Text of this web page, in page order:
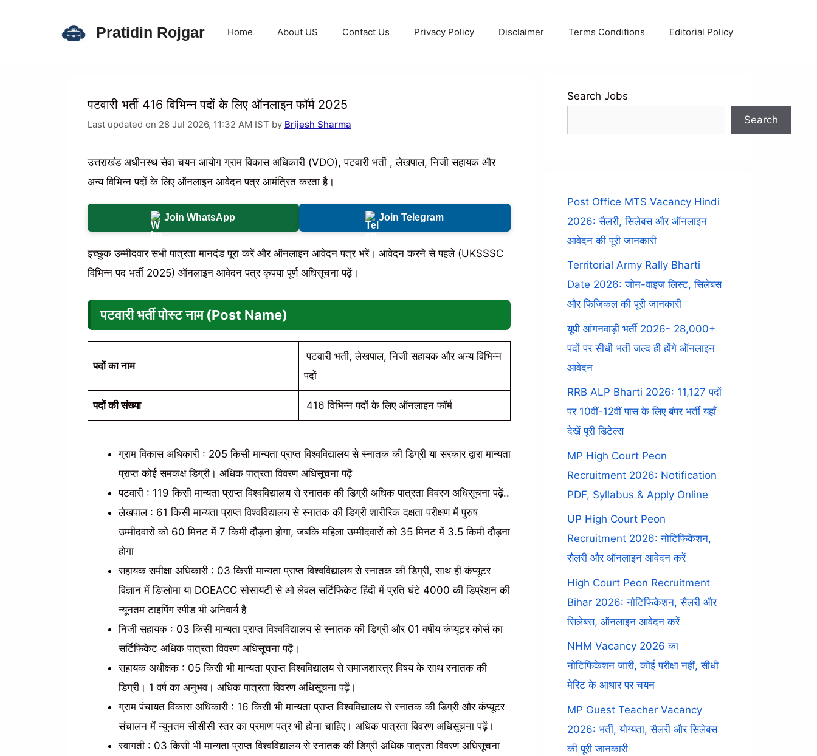
Pratidin Rojgar Home About US Contact Us Privacy Policy Disclaimer Terms Conditions Editorial Policy
पटवारी भर्ती 416 विभिन्न पदों के लिए ऑनलाइन फॉर्म 2025
Last updated on 28 Jul 2026, 11:32 AM IST by Brijesh Sharma
उत्तराखंड अधीनस्थ सेवा चयन आयोग ग्राम विकास अधिकारी (VDO), पटवारी भर्ती , लेखपाल, निजी सहायक और
अन्य विभिन्न पदों के लिए ऑनलाइन आवेदन पत्र आमंत्रित करता है।
Join WhatsApp Join Telegram
इच्छुक उम्मीदवार सभी पात्रता मानदंड पूरा करें और ऑनलाइन आवेदन पत्र भरें। आवेदन करने से पहले (UKSSSC
विभिन्न पद भर्ती 2025) ऑनलाइन आवेदन पत्र कृपया पूर्ण अधिसूचना पढ़ें।
पटवारी भर्तीपोस्ट नाम (Post Name)
पदों का नाम
पटवारी भर्ती, लेखपाल, निजी सहायक और अन्य विभिन्न
पदों
पदों की संख्या 416 विभिन्न पदों के लिए ऑनलाइन फॉर्म
ग्राम विकास अधिकारी : 205 किसी मान्यता प्राप्त विश्वविद्यालय से स्नातक की डिग्री या सरकार द्वारा मान्यता
प्राप्त कोई समकक्ष डिग्री। अधिक पात्रता विवरण अधिसूचना पढ़ें
पटवारी : 119 किसी मान्यता प्राप्त विश्वविद्यालय से स्नातक की डिग्री अधिक पात्रता विवरण अधिसूचना पढ़ें..
लेखपाल : 61 किसी मान्यता प्राप्त विश्वविद्यालय से स्नातक की डिग्री शारीरिक दक्षता परीक्षण में पुरुष
उम्मीदवारों को 60 मिनट में 7 किमी दौड़ना होगा, जबकि महिला उम्मीदवारों को 35 मिनट में 3.5 किमी दौड़ना
होगा
सहायक समीक्षा अधिकारी : 03 किसी मान्यता प्राप्त विश्वविद्यालय से स्नातक की डिग्री, साथ ही कंप्यूटर
विज्ञान में डिप्लोमा या DOEACC सोसायटी से ओ लेवल सर्टिफिकेट हिंदी में प्रति घंटे 4000 की डिप्रेशन की
न्यूनतम टाइपिंग स्पीड भी अनिवार्य है
निजी सहायक : 03 किसी मान्यता प्राप्त विश्वविद्यालय से स्नातक की डिग्री और 01 वर्षीय कंप्यूटर कोर्स का
सर्टिफिकेट अधिक पात्रता विवरण अधिसूचना पढ़ें।
सहायक अधीक्षक : 05 किसी भी मान्यता प्राप्त विश्वविद्यालय से समाजशास्त्र विषय के साथ स्नातक की
डिग्री। 1 वर्ष का अनुभव। अधिक पात्रता विवरण अधिसूचना पढ़ें।
ग्राम पंचायत विकास अधिकारी : 16 किसी भी मान्यता प्राप्त विश्वविद्यालय से स्नातक की डिग्री और कंप्यूटर
संचालन में न्यूनतम सीसीसी स्तर का प्रमाण पत्र भी होना चाहिए। अधिक पात्रता विवरण अधिसूचना पढ़ें।
स्वागती : 03 किसी भी मान्यता प्राप्त विश्वविद्यालय से स्नातक की डिग्री अधिक पात्रता विवरण अधिसूचना
Search Jobs
Search
Post Office MTS Vacancy Hindi
2026: सैलरी, सिलेबस और ऑनलाइन
आवेदन की पूरी जानकारी
Territorial Army Rally Bharti
Date 2026: जोन-वाइज लिस्ट, सिलेबस
और फिजिकल की पूरी जानकारी
यूपी आंगनवाड़ी भर्ती 2026- 28,000+
पदों पर सीधी भर्ती जल्द ही होंगे ऑनलाइन
आवेदन
RRB ALP Bharti 2026: 11,127 पदों
पर 10वीं-12वीं पास के लिए बंपर भर्ती यहाँ
देखें पूरी डिटेल्स
MP High Court Peon
Recruitment 2026: Notification
PDF, Syllabus & Apply Online
UP High Court Peon
Recruitment 2026: नोटिफिकेशन,
सैलरी और ऑनलाइन आवेदन करें
High Court Peon Recruitment
Bihar 2026: नोटिफिकेशन, सैलरी और
सिलेबस, ऑनलाइन आवेदन करें
NHM Vacancy 2026 का
नोटिफिकेशन जारी, कोई परीक्षा नहीं, सीधी
मेरिट के आधार पर चयन
MP Guest Teacher Vacancy
2026: भर्ती, योग्यता, सैलरी और सिलेबस
की पूरी जानकारी